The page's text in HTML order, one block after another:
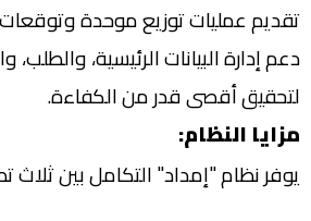
تقديم عمليات توزيع موحدة
دعم إدارة البيانات الرئيسية، والطلب،
لتحقيق أقصى قدر من الكفاءة.
مزايا النظام:
يوفر نظام "إمداد" التكامل بين ثلاث